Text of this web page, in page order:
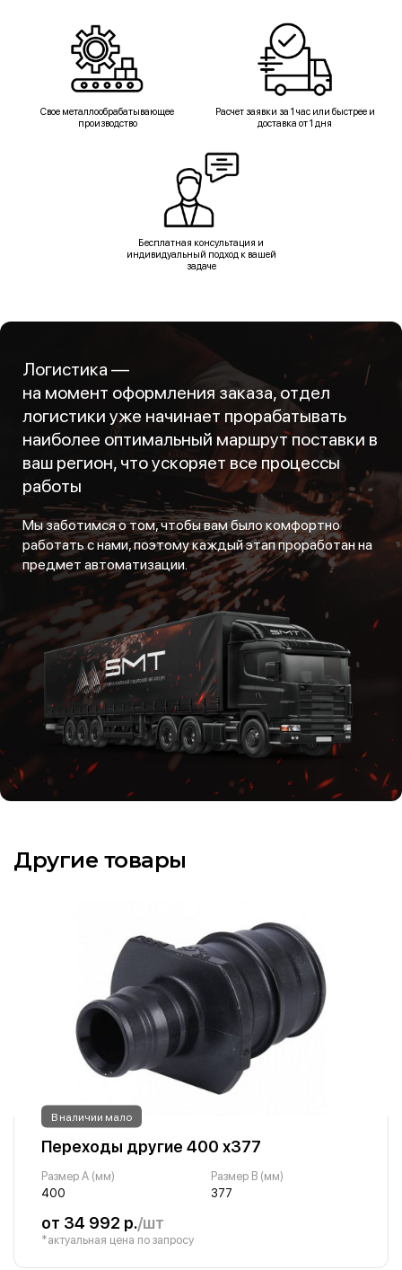
Свое металлообрабатывающее
производство
Расчет заявки за 1 час или быстрее и
доставка от 1 дня
Бесплатная консультация и
индивидуальный подход к вашей
задаче
Логистика —
на момент оформления заказа, отдел
логистики уже начинает прорабатывать
наиболее оптимальный маршрут поставки в
ваш регион, что ускоряет все процессы
работы
Мы заботимся о том, чтобы вам было комфортно
работать с нами, поэтому каждый этап проработан на
предмет автоматизации.
Другие товары
В наличии мало
Переходы другие 400 х377
Размер A (мм)
400
Размер B (мм)
377
от 34 992 р./шт
*актуальная цена по запросу